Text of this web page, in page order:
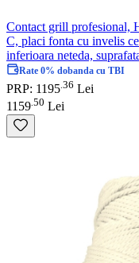
Contact grill profesional,
C, placi fonta cu invelis
inferioara neteda,
Rate 0% dobanda cu TBI
PRP: 1195 36 Lei
1159 50 Lei